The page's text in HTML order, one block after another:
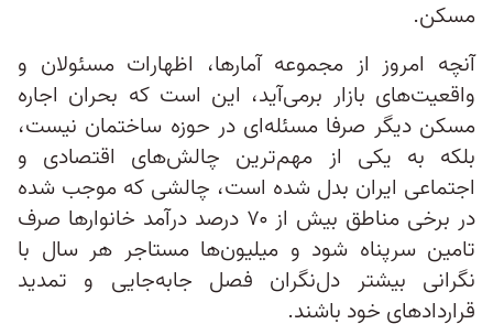
مسکن.
آنچه امروز از مجموعه آمارها، اظهارات مسئولان و
واقعیت‌های بازار برمی‌آید، این است که بحران اجاره
مسکن دیگر صرفا مسئله‌ای در حوزه ساختمان نیست،
بلکه به یکی از مهم‌ترین چالش‌های اقتصادی و
اجتماعی ایران بدل شده است، چالشی که موجب شده
در برخی مناطق بیش از ۷۰ درصد درآمد خانوارها صرف
تامین سرپناه شود و میلیون‌ها مستاجر هر سال با
نگرانی بیشتر دل‌نگران فصل جابه‌جایی و تمدید
قراردادهای خود باشند.